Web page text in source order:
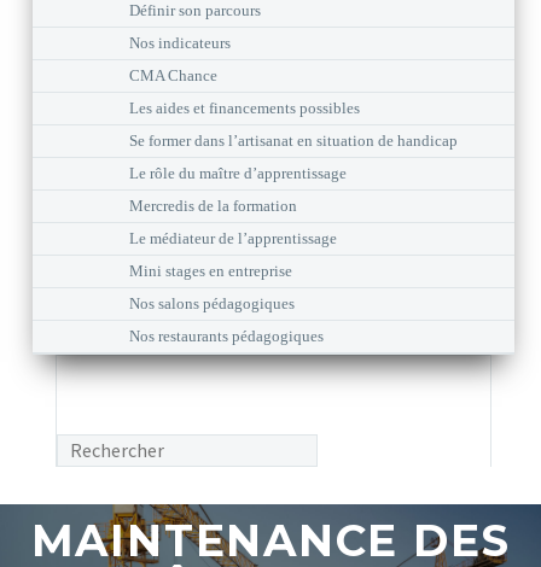
Définir son parcours
Nos indicateurs
CMA Chance
Les aides et financements possibles
Se former dans l’artisanat en situation de handicap
Le rôle du maître d’apprentissage
Mercredis de la formation
Le médiateur de l’apprentissage
Mini stages en entreprise
Nos salons pédagogiques
Nos restaurants pédagogiques
MAINTENANCE DES